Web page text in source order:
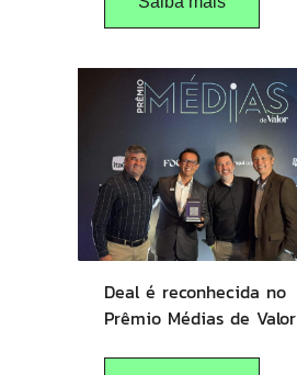
Deal é reconhecida no
Prêmio Médias de Valor